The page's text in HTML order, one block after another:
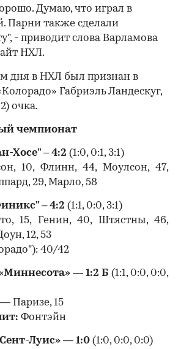
Думаю, что играл в
Парни также сделали
- приводит слова Варламова
НХЛ.
дня в НХЛ был признан в
Габриэль Ландескуг,
очка.
чемпионат
Хосе" – 4:2 (1:0, 0:1, 3:1)
10, Флинн, 44, Моулсон, 47,
29, Марло, 58
– 4:2 (1:1, 0:0, 3:1)
15, Генин, 40, Штястны, 46,
12, 53
40/42
— 1:2 Б (1:1, 0:0, 0:0,
Паризе, 15
Фонтэйн
Луис» — 1:0 (1:0, 0:0, 0:0)